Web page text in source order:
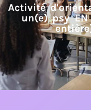
Activité
un(e) psy EN